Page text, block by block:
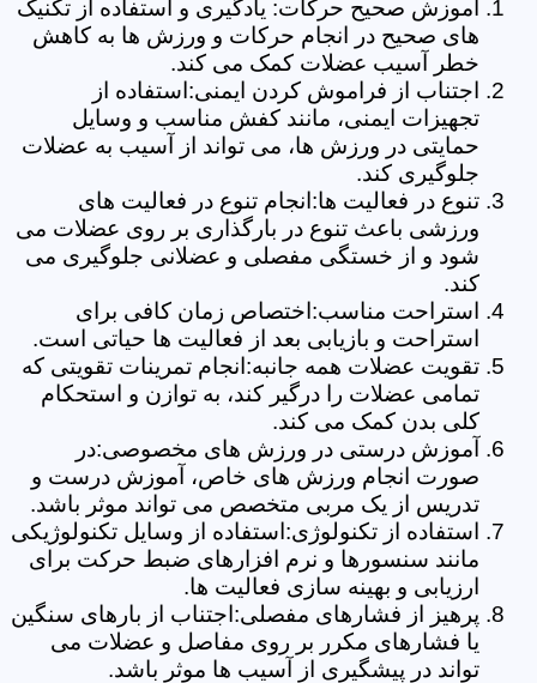
آموزش صحیح حرکات: یادگیری و استفاده از تکنیک
های صحیح در انجام حرکات و ورزش ها به کاهش
خطر آسیب عضلات کمک می کند.
اجتناب از فراموش کردن ایمنی:استفاده از
تجهیزات ایمنی، مانند کفش مناسب و وسایل
حمایتی در ورزش ها، می تواند از آسیب به عضلات
جلوگیری کند.
تنوع در فعالیت ها:انجام تنوع در فعالیت های
ورزشی باعث تنوع در بارگذاری بر روی عضلات می
شود و از خستگی مفصلی و عضلانی جلوگیری می
کند.
استراحت مناسب:اختصاص زمان کافی برای
استراحت و بازیابی بعد از فعالیت ها حیاتی است.
تقویت عضلات همه جانبه:انجام تمرینات تقویتی که
تمامی عضلات را درگیر کند، به توازن و استحکام
کلی بدن کمک می کند.
آموزش درستی در ورزش های مخصوصی:در
صورت انجام ورزش های خاص، آموزش درست و
تدریس از یک مربی متخصص می تواند موثر باشد.
استفاده از تکنولوژی:استفاده از وسایل تکنولوژیکی
مانند سنسورها و نرم افزارهای ضبط حرکت برای
ارزیابی و بهینه سازی فعالیت ها.
پرهیز از فشارهای مفصلی:اجتناب از بارهای سنگین
یا فشارهای مکرر بر روی مفاصل و عضلات می
تواند در پیشگیری از آسیب ها موثر باشد.